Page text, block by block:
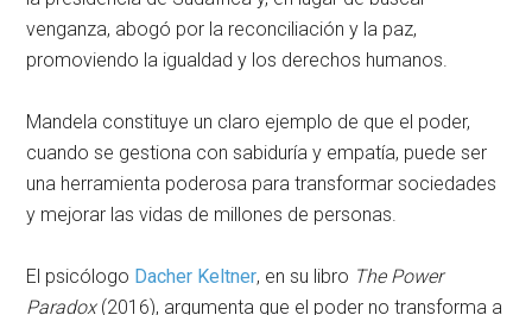
venganza, abogó por la reconciliación y la paz,
promoviendo la igualdad y los derechos humanos.
Mandela constituye un claro ejemplo de que el poder,
cuando se gestiona con sabiduría y empatía, puede ser
una herramienta poderosa para transformar sociedades
y mejorar las vidas de millones de personas.
El psicólogo Dacher Keltner, en su libro The Power
Paradox(2016), argumenta que el poder no transforma a